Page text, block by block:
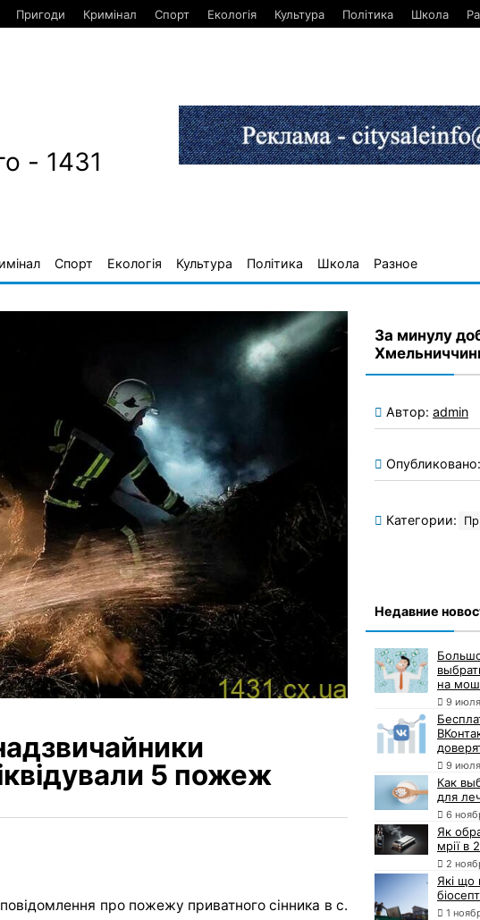
Пригоди Кримінал Спорт Екологія Культура Політика Школа
- 1431
Спорт Екологія Культура Політика Школа Разное
5 пожеж
про пожежу приватного сінника в с.
За минулу
Автор: admin
Опубликовано:
Категории:
Недавние
на
9
9
Как
для
6
Як
мрії в
2
Які що
1